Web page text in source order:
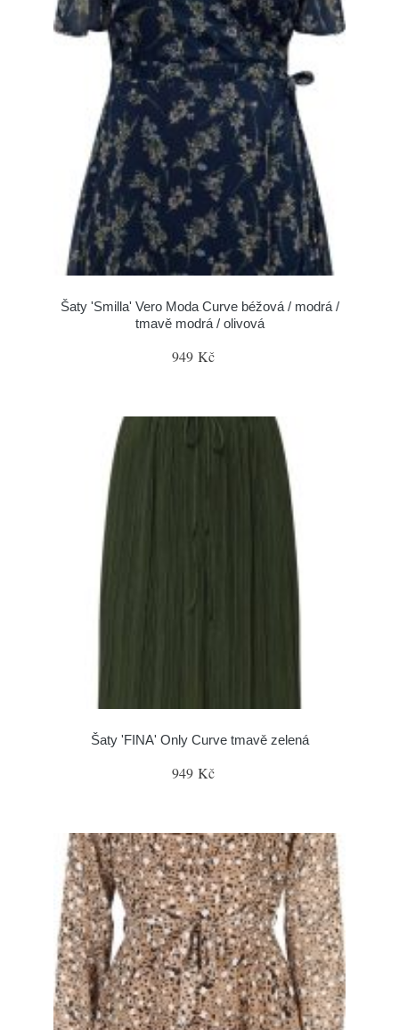
Šaty 'Smilla' Vero Moda Curve béžová / modrá /
tmavě modrá / olivová
949 Kč
Šaty 'FINA' Only Curve tmavě zelená
949 Kč